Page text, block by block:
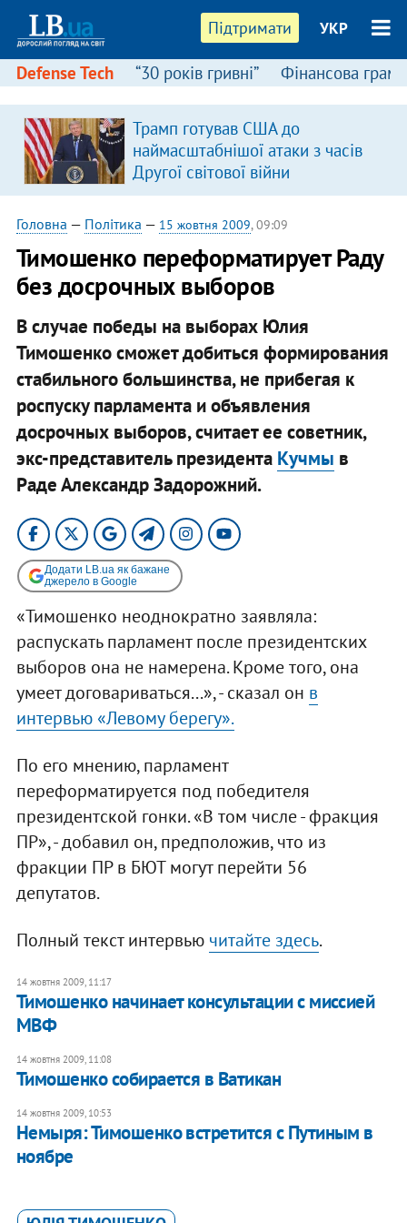
Підтримати УКР
Defense Tech “30 років гривні” Фінансова
Трамп готував США до
наймасштабнішої атаки з часів
Другої світової війни
Головна — Політика — 15 жовтня 2009, 09:09
Тимошенко переформатирует Раду
без досрочных выборов
В случае победы на выборах Юлия
Тимошенко сможет добиться формирования
стабильного большинства, не прибегая к
роспуску парламента и объявления
досрочных выборов, считает ее советник,
экс-представитель президента Кучмы в
Раде Александр Задорожний.
Додати LB.ua як бажане
джерело в Google
«Тимошенко неоднократно заявляла:
распускать парламент после президентских
выборов она не намерена. Кроме того, она
умеет договариваться...», - сказал он в
интервью «Левому берегу».
По его мнению, парламент
переформатируется под победителя
президентской гонки. «В том числе - фракция
ПР», - добавил он, предположив, что из
фракции ПР в БЮТ могут перейти 56
депутатов.
Полный текст интервью читайте здесь.
14 жовтня 2009, 11:17
Тимошенко начинает консультации с миссией
МВФ
14 жовтня 2009, 11:08
Тимошенко собирается в Ватикан
14 жовтня 2009, 10:53
Немыря: Тимошенко встретится с Путиным в
ноябре